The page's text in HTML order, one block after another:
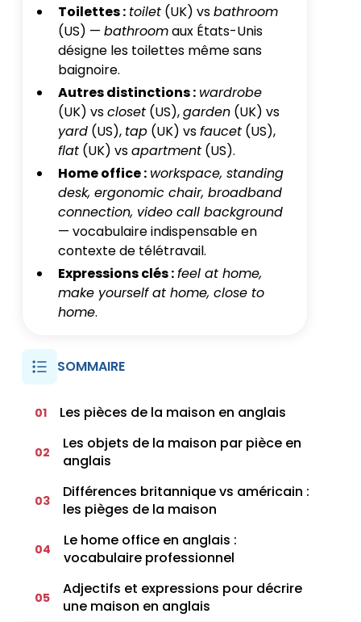
Toilettes : toilet(UK) vsbathroom
(US) — bathroomaux États-Unis
désigne les toilettes même sans
baignoire.
Autres distinctions : wardrobe
(UK) vscloset(US),garden(UK) vs
yard(US), tap(UK) vsfaucet(US),
flat(UK) vsapartment(US).
Home office : workspace, standing
desk, ergonomic chair, broadband
connection, video call background
— vocabulaire indispensable en
contexte de télétravail.
Expressions clés :feel at home,
make yourself at home, close to
home.
SOMMAIRE
01 Les pièces de la maison en anglais
02
Les objets de la maison par pièce en
anglais
03
Différences britannique vs américain :
les pièges de la maison
04
Le home office en anglais :
vocabulaire professionnel
05
Adjectifs et expressions pour décrire
une maison en anglais